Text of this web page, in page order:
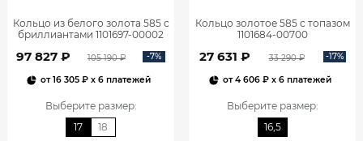
Кольцо из белого золота 585 с
бриллиантами 1101697-00002
97 827 ₽ 105 190 ₽ -7%
от16 305 ₽ x 6 платежей
Выберите размер:
17
18
Кольцо золотое 585 с топазом
1101684-00700
27 631 ₽ 33 290 ₽ -17%
от4 606 ₽ x 6 платежей
Выберите размер:
16,5